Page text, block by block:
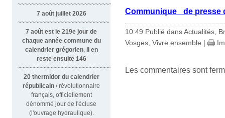
~~~~~~~~~~~~~~~~~~~~~~~~~~~~~~
7 août juillet 2026
~~~~~~~~~~~~~~~~~~~~~~~~~~
7 août est le 219e jour de
chaque année commune du
calendrier grégorien il en
reste ensuite 146
~~~~~~~~~~~~~~~~~~~~~~~~~~~~~~~~
20 thermidor du calendrier
républicain / révolutionnaire
français, officiellement
dénommé jour de l'écluse
(l'ouvrage hydraulique).
Communique_ de presse
10:49 Publié dansActualités
Vosges Vivre ensemble |
Les commentaires sont